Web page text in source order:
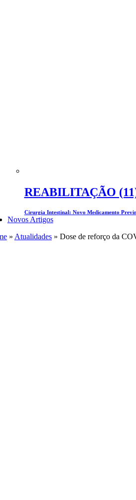
REABILITAÇÃO
Cirurgia Intestinal: Novo Medicamento
Novos Artigos
» Atualidades» Dose de reforço da